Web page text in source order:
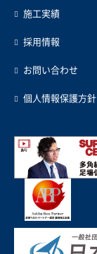
施工実績
採用情報
お問い合わせ
個人情報保護方針